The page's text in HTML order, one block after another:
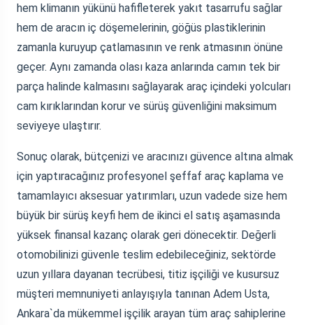
hem klimanın yükünü hafifleterek yakıt tasarrufu sağlar
hem de aracın iç döşemelerinin, göğüs plastiklerinin
zamanla kuruyup çatlamasının ve renk atmasının önüne
geçer. Aynı zamanda olası kaza anlarında camın tek bir
parça halinde kalmasını sağlayarak araç içindeki yolcuları
cam kırıklarından korur ve sürüş güvenliğini maksimum
seviyeye ulaştırır.
Sonuç olarak, bütçenizi ve aracınızı güvence altına almak
için yaptıracağınız profesyonel şeffaf araç kaplama ve
tamamlayıcı aksesuar yatırımları, uzun vadede size hem
büyük bir sürüş keyfi hem de ikinci el satış aşamasında
yüksek finansal kazanç olarak geri dönecektir. Değerli
otomobilinizi güvenle teslim edebileceğiniz, sektörde
uzun yıllara dayanan tecrübesi, titiz işçiliği ve kusursuz
müşteri memnuniyeti anlayışıyla tanınan Adem Usta,
Ankara`da mükemmel işçilik arayan tüm araç sahiplerine